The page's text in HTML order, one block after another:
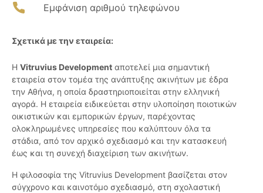
Εμφάνιση αριθμού τηλεφώνου
Σχετικά με την εταιρεία:
Η Vitruvius Development αποτελεί μια σημαντική
εταιρεία στον τομέα της ανάπτυξης ακινήτων με έδρα
την Αθήνα, η οποία δραστηριοποιείται στην ελληνική
αγορά. Η εταιρεία ειδικεύεται στην υλοποίηση ποιοτικών
οικιστικών και εμπορικών έργων, παρέχοντας
ολοκληρωμένες υπηρεσίες που καλύπτουν όλα τα
στάδια, από τον αρχικό σχεδιασμό και την κατασκευή
έως και τη συνεχή διαχείριση των ακινήτων.
Η φιλοσοφία της Vitruvius Development βασίζεται στον
σύγχρονο και καινοτόμο σχεδιασμό, στη σχολαστική